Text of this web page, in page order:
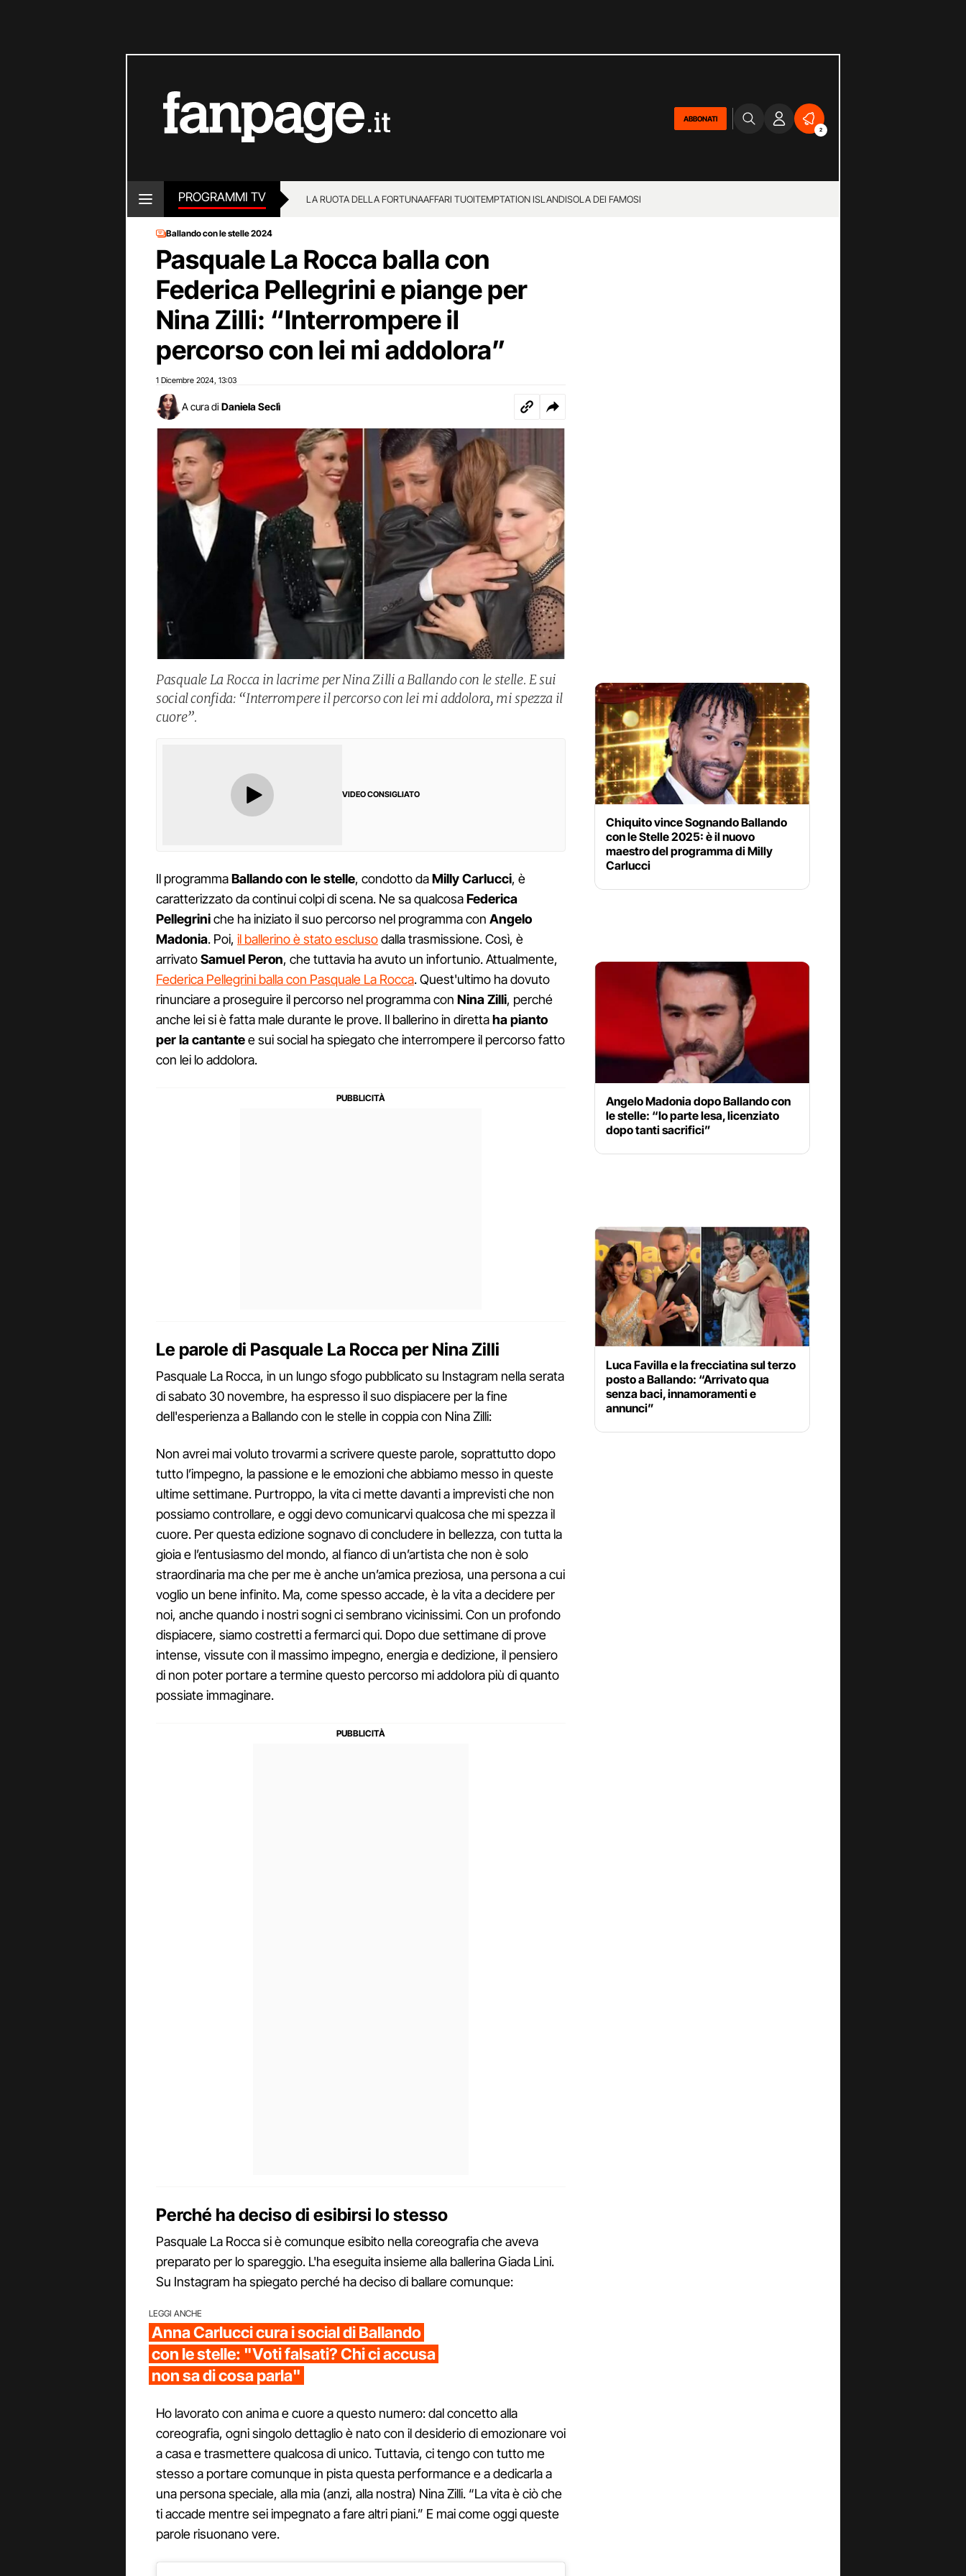
ABBONATI
2
PROGRAMMI TV LA RUOTA DELLA FORTUNAAFFARI TUOITEMPTATION ISLANDISOLA DEI FAMOSI
Ballando con le stelle 2024
Pasquale La Rocca balla con
Federica Pellegrini e piange per
Nina Zilli: “Interrompere il
percorso con lei mi addolora”
1 Dicembre 2024 13:03
A cura di Daniela Seclì
Pasquale La Rocca in lacrime per Nina Zilli a Ballando con le stelle. E sui
social confida: “Interrompere il percorso con lei mi addolora, mi spezza il
cuore”.
VIDEO CONSIGLIATO
Il programmaBallando con le stelle, condotto daMilly Carlucci, è
caratterizzato da continui colpi di scena. Ne sa qualcosaFederica
Pellegriniche ha iniziato il suo percorso nel programma con Angelo
Madonia. Poi, il ballerino è stato esclusodalla trasmissione. Così, è
arrivatoSamuel Peron, che tuttavia ha avuto un infortunio. Attualmente,
Federica Pellegrini balla con Pasquale La Rocca. Quest'ultimo ha dovuto
rinunciare a proseguire il percorso nel programma con Nina Zilli, perché
anche lei si è fatta male durante le prove. Il ballerino in direttaha pianto
per la cantantee sui social ha spiegato che interrompere il percorso fatto
con lei lo addolora.
Le parole di Pasquale La Rocca per Nina Zilli
Pasquale La Rocca, in un lungo sfogo pubblicato su Instagram nella serata
di sabato 30 novembre, ha espresso il suo dispiacere per la fine
dell'esperienza a Ballando con le stelle in coppia con Nina Zilli:
Non avrei mai voluto trovarmi a scrivere queste parole, soprattutto dopo
tutto l’impegno, la passione e le emozioni che abbiamo messo in queste
ultime settimane. Purtroppo, la vita ci mette davanti a imprevisti che non
possiamo controllare, e oggi devo comunicarvi qualcosa che mi spezza il
cuore. Per questa edizione sognavo di concludere in bellezza, con tutta la
gioia e l’entusiasmo del mondo, al fianco di un’artista che non è solo
straordinaria ma che per me è anche un’amica preziosa, una persona a cui
voglio un bene infinito. Ma, come spesso accade, è la vita a decidere per
noi, anche quando i nostri sogni ci sembrano vicinissimi. Con un profondo
dispiacere, siamo costretti a fermarci qui. Dopo due settimane di prove
intense, vissute con il massimo impegno, energia e dedizione, il pensiero
di non poter portare a termine questo percorso mi addolora più di quanto
possiate immaginare.
Perché ha deciso di esibirsi lo stesso
Pasquale La Rocca si è comunque esibito nella coreografia che aveva
preparato per lo spareggio. L'ha eseguita insieme alla ballerina Giada Lini.
Su Instagram ha spiegato perché ha deciso di ballare comunque:
LEGGI ANCHE
Anna Carlucci cura i social di Ballando
con le stelle: "Voti falsati? Chi ci accusa
non sa di cosa parla"
Ho lavorato con anima e cuore a questo numero: dal concetto alla
coreografia, ogni singolo dettaglio è nato con il desiderio di emozionare voi
a casa e trasmettere qualcosa di unico. Tuttavia, ci tengo con tutto me
stesso a portare comunque in pista questa performance e a dedicarla a
una persona speciale, alla mia (anzi, alla nostra) Nina Zilli. “La vita è ciò che
ti accade mentre sei impegnato a fare altri piani.” E mai come oggi queste
parole risuonano vere.
Chiquito vince Sognando Ballando
con le Stelle 2025: è il nuovo
maestro del programma di Milly
Carlucci
Angelo Madonia dopo Ballando con
le stelle: “Io parte lesa, licenziato
dopo tanti sacrifici”
Luca Favilla e la frecciatina sul terzo
posto a Ballando: “Arrivato qua
senza baci, innamoramenti e
annunci”